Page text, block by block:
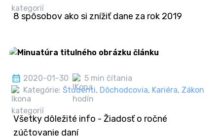
8 spôsobov ako si znížiť dane za rok 2019
2020-01-30
5 min čítania
Kategórie: Študenti, Dôchodcovia, Kariéra, Zákon
Všetky dôležité info - Žiadosť o ročné
zúčtovanie daní